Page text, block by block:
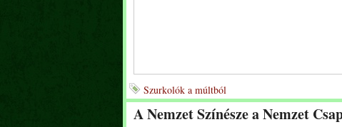
Szurkolók a múltból
A Nemzet Színésze a Nemzet